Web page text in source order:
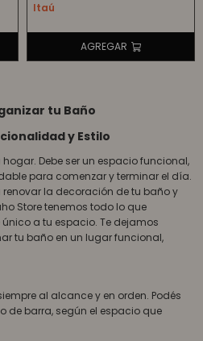
Itaú
tu Baño
y Estilo
Debe ser un espacio funcional,
para comenzar y terminar el día.
la decoración de tu baño y
Store tenemos todo lo que
a tu espacio. Te dejamos
tu baño en un lugar funcional,
al alcance y en orden. Podés
de barra, según el espacio que